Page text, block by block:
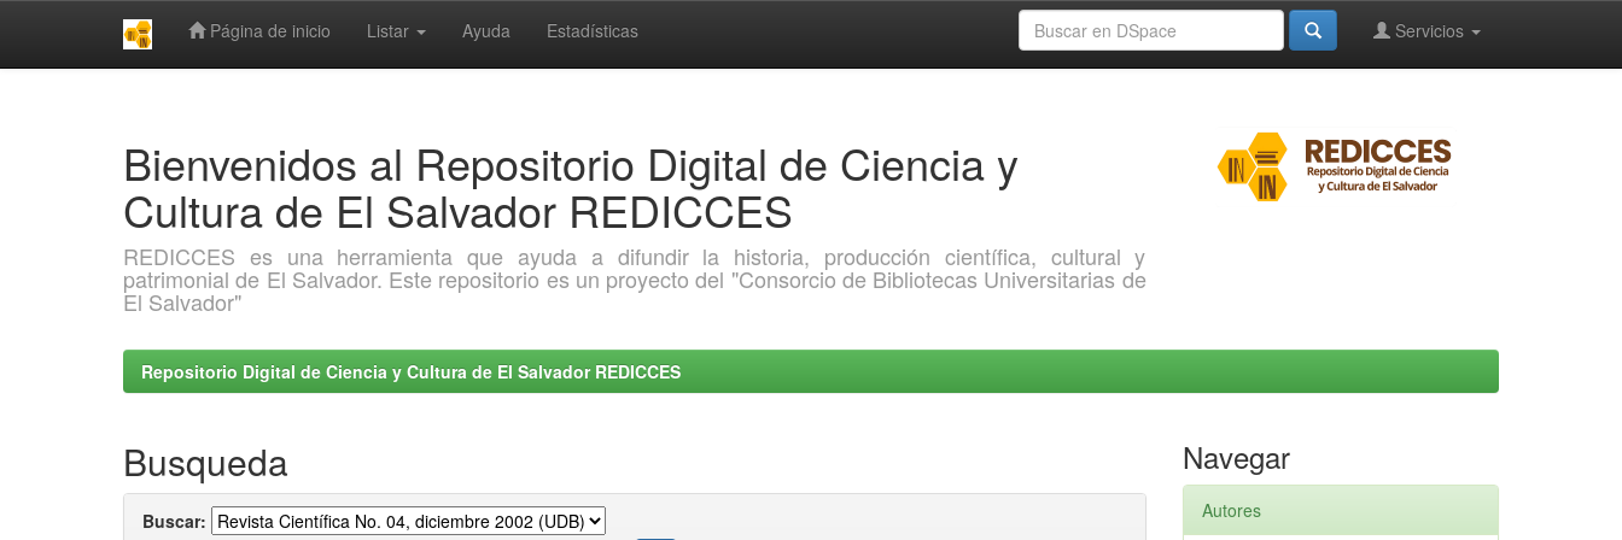
Página de inicio Listar Ayuda Estadísticas Servicios
Bienvenidos al Repositorio Digital de Ciencia y
Cultura de El Salvador REDICCES
REDICCES es una herramienta que ayuda a difundir la historia, producción científica, cultural y
patrimonial de El Salvador. Este repositorio es un proyecto del "Consorcio de Bibliotecas Universitarias de
El Salvador"
Repositorio Digital de Ciencia y Cultura de El Salvador REDICCES
Busqueda
Buscar:
Navegar
Autores